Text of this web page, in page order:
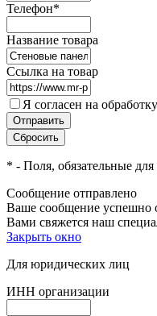
Телефон*
Название товара
Ссылка на товар
Я согласен на
* - Поля, обязательные
Сообщение отправлено
Ваше сообщение успешно
Вами свяжется наш
Закрыть окно
Для юридических лиц
ИНН организации